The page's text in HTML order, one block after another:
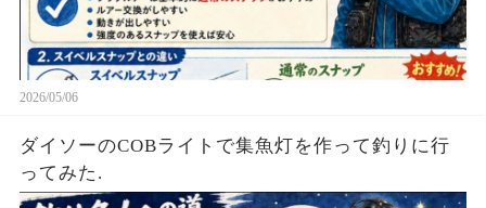
2026/05/06
ダイソーのCOBライトで集魚灯を作って釣りに行
ってみた.